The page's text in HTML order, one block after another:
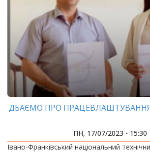
ДБАЄМО ПРО
ПН, 17/07/2023 - 15:30
Івано-Франківський національний